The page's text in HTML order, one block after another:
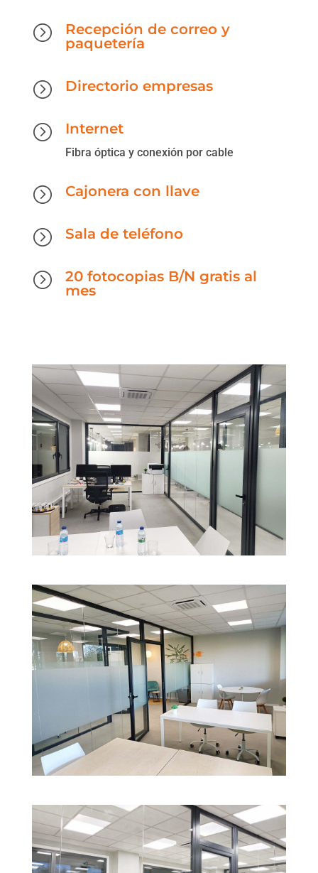
=
Recepción de correo y
paquetería
= Directorio empresas
= Internet
Fibra óptica y conexión por cable
= Cajonera con llave
= Sala de teléfono
=
20 fotocopias B/N gratis al
mes